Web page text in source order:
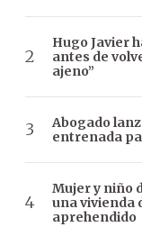
Hugo Javier
antes de
ajeno”
Abogado
entrenada
Mujer y niño
una vivienda
aprehendido